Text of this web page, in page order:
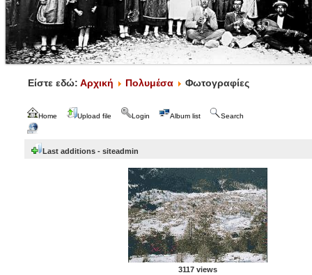
Είστε εδώ: Αρχική Πολυμέσα Φωτογραφίες
Home Upload file Login Album list Search
Last additions - siteadmin
3117 views